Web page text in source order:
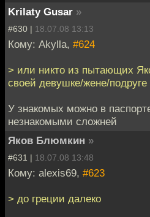
Krilaty Gusar »
#630 | 18.07.08 13:13
Кому: Akylla, #624
> или никто из пытающих
своей девушке/жене/подруге
У знакомых можно в
незнакомыми сложней
Яков Блюмкин »
#631 | 18.07.08 13:48
Кому: alexis69, #623
> до греции далеко